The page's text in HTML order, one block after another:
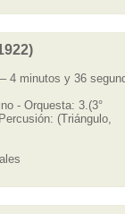
4 minutos y 36
- Orquesta: 3.(3°
(Triángulo,